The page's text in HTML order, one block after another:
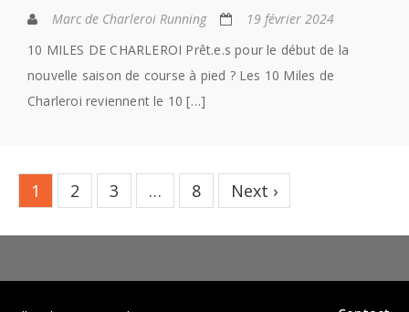
Marc de Charleroi Running
19 février 2024
10 MILES DE CHARLEROI Prêt.e.s pour le début de la
nouvelle saison de course à pied ? Les 10 Miles de
Charleroi reviennent le 10 […]
1 2 3 … 8 Next ›